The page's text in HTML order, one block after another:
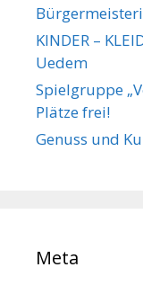
Bürgermeisteri
KINDER –
Uedem
Spielgruppe
Plätze frei!
Genuss und
Meta